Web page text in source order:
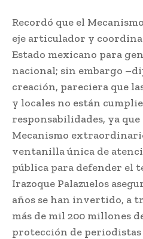
Recordó que el
eje articulador y
Estado mexicano para
nacional; sin embargo
creación, pareciera que
y locales no están
responsabilidades, ya
Mecanismo
ventanilla única de
pública para defender el
Irazoque Palazuelos
años se han invertido, a
más de mil 200 millones
protección de periodistas